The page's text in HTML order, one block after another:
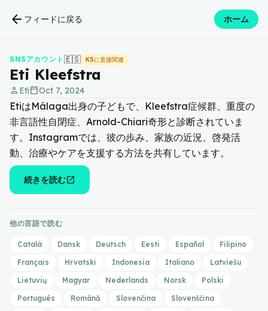
arrow_back フィードに戻る ホーム
SNSアカウント 🇪🇸 KSに直接関連
Eti Kleefstra
person Eticalendar_todayOct 7, 2024
EtiはMálaga出身の子どもで、Kleefstra症候群、重度の
非言語性自閉症、Arnold-Chiari奇形と診断されていま
す。Instagramでは、彼の歩み、家族の近況、啓発活
動、治療やケアを支援する方法を共有しています。
続きを読むopen_in_new
他の言語で読む
Català Dansk Deutsch Eesti Español
Filipino
Français
Hrvatski Indonesia Italiano
Latviešu
Lietuvių
Magyar Nederlands Norsk
Polski
Português
Română Slovenčina
Slovenščina